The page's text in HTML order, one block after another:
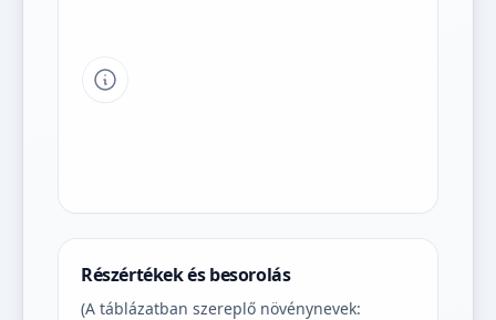
Tipp a grafikon jelmagyarázatához
Részértékek és besorolás
(A táblázatban szereplő növénynevek: